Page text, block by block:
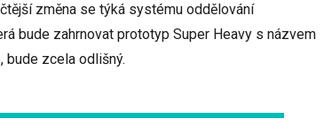
změna se týká systému oddělování
bude zahrnovat prototyp Super Heavy s názvem
bude zcela odlišný.